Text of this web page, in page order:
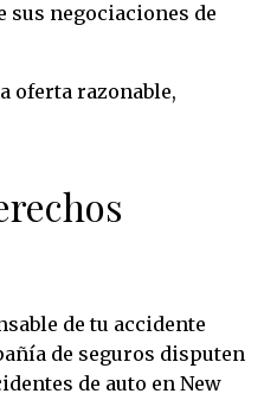
negociaciones de
oferta razonable,
de tu accidente
de seguros disputen
de auto en New